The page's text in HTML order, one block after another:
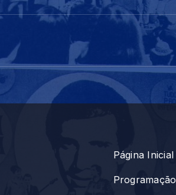
Página Inicial
Programação